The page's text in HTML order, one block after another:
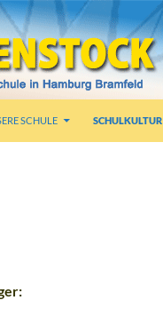
SCHULE SCHULKULTUR